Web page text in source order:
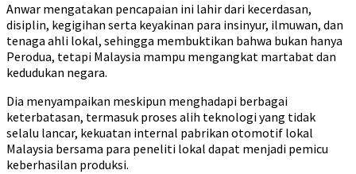
Anwar mengatakan pencapaian ini lahir dari kecerdasan,
disiplin, kegigihan serta keyakinan para insinyur, ilmuwan, dan
tenaga ahli lokal, sehingga membuktikan bahwa bukan hanya
Perodua, tetapi Malaysia mampu mengangkat martabat dan
kedudukan negara.
Dia menyampaikan meskipun menghadapi berbagai
keterbatasan, termasuk proses alih teknologi yang tidak
selalu lancar, kekuatan internal pabrikan otomotif lokal
Malaysia bersama para peneliti lokal dapat menjadi pemicu
keberhasilan produksi.